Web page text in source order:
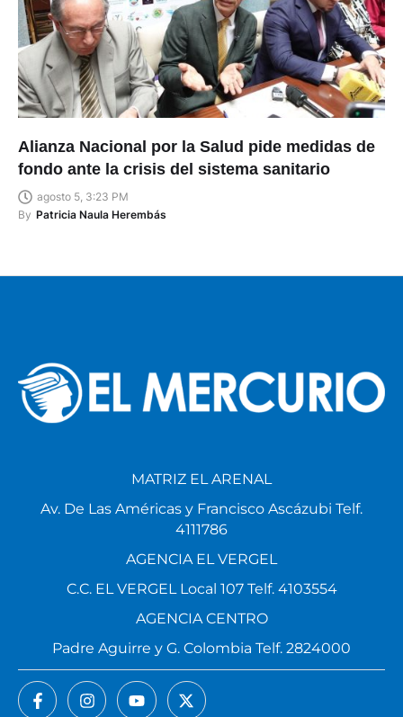
Alianza Nacional por la Salud pide medidas de
fondo ante la crisis del sistema sanitario
agosto 5, 3:23 PM
By Patricia Naula Herembás
MATRIZ EL ARENAL
Av. De Las Américas y Francisco Ascázubi Telf.
4111786
AGENCIA EL VERGEL
C.C. EL VERGEL Local 107 Telf. 4103554
AGENCIA CENTRO
Padre Aguirre y G. Colombia Telf. 2824000